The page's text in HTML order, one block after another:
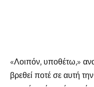
«Λοιπόν, υποθέτω,»
βρεθεί ποτέ σε αυτή